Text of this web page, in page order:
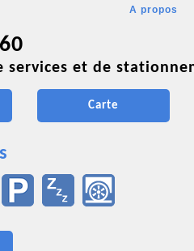
A propos
services et de
Carte